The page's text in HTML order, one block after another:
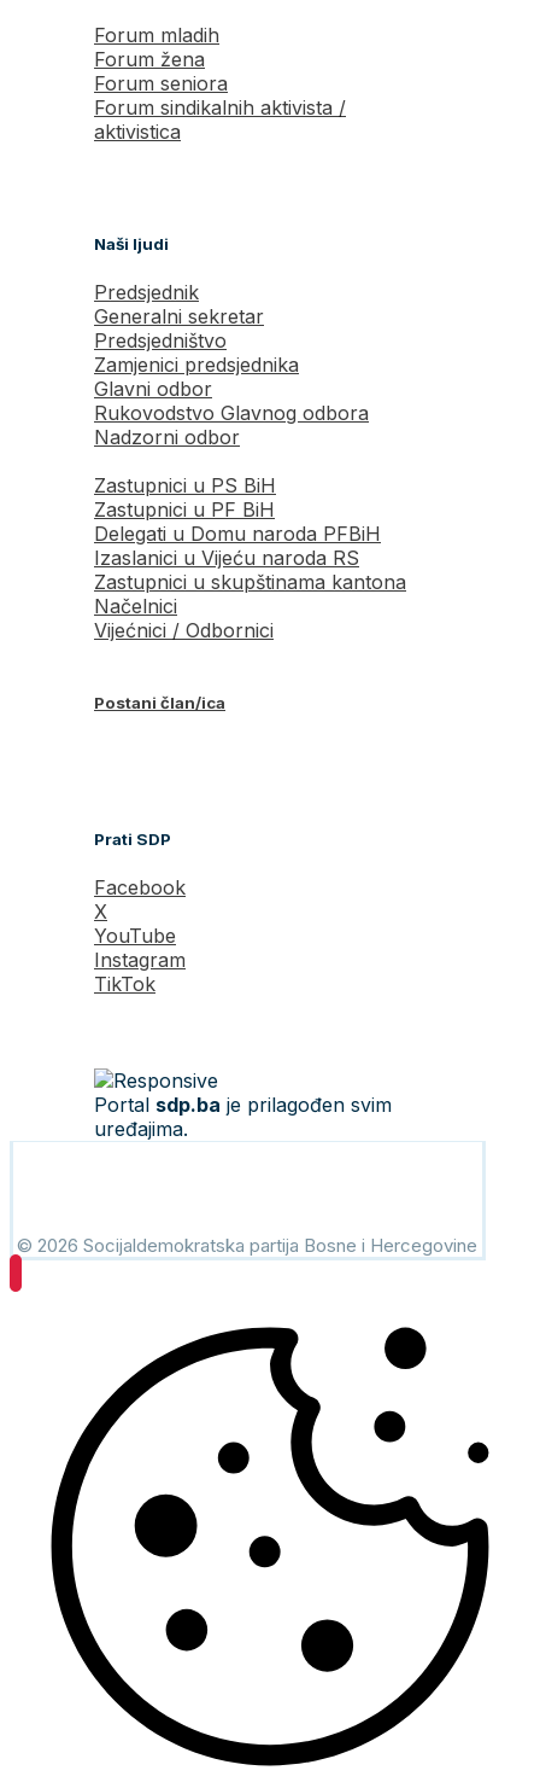
Forum mladih
Forum žena
Forum seniora
Forum sindikalnih aktivista /
aktivistica
Naši ljudi
Predsjednik
Generalni sekretar
Predsjedništvo
Zamjenici predsjednika
Glavni odbor
Rukovodstvo Glavnog odbora
Nadzorni odbor
Zastupnici u PS BiH
Zastupnici u PF BiH
Delegati u Domu naroda PFBiH
Izaslanici u Vijeću naroda RS
Zastupnici u skupštinama kantona
Načelnici
Vijećnici / Odbornici
Postani član/ica
Prati SDP
Facebook
X
YouTube
Instagram
TikTok
Portal sdp.ba je prilagođen svim
uređajima.
© 2026 Socijaldemokratska partija Bosne i Hercegovine